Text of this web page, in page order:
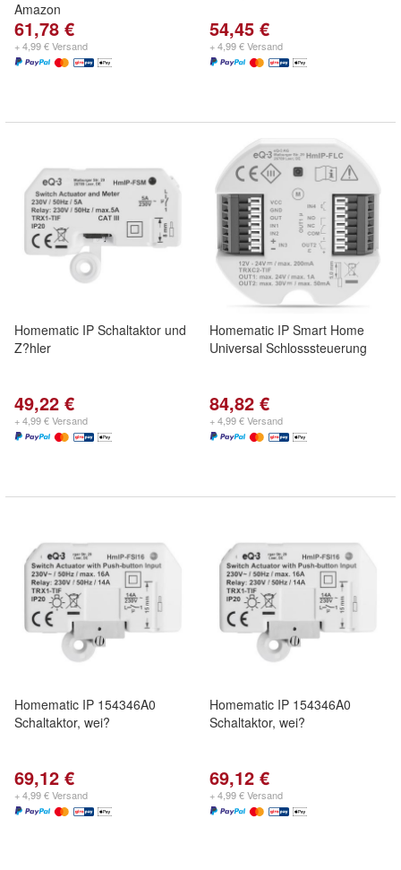
Amazon
61,78 €
+ 4,99 € Versand
54,45 €
+ 4,99 € Versand
Homematic IP Schaltaktor und
Z?hler
49,22 €
+ 4,99 € Versand
Homematic IP Smart Home
Universal Schlosssteuerung
84,82 €
+ 4,99 € Versand
Homematic IP 154346A0
Schaltaktor, wei?
69,12 €
+ 4,99 € Versand
Homematic IP 154346A0
Schaltaktor, wei?
69,12 €
+ 4,99 € Versand